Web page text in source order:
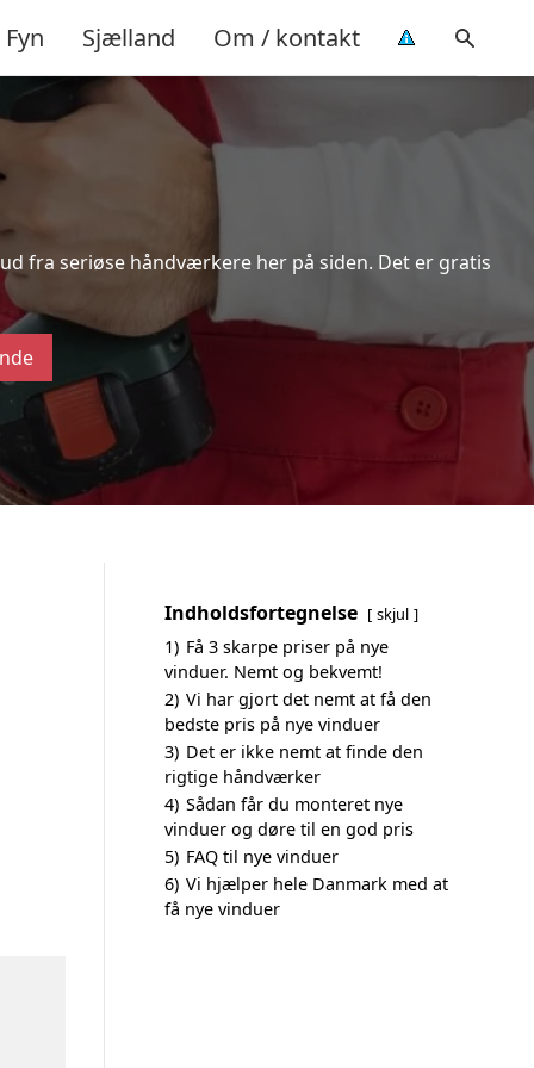
Fyn Sjælland Om / kontakt
fra seriøse håndværkere her på siden. Det er gratis
Indholdsfortegnelse skjul
1) Få 3 skarpe priser på nye
vinduer. Nemt og bekvemt!
2) Vi har gjort det nemt at få den
bedste pris på nye vinduer
3) Det er ikke nemt at finde den
rigtige håndværker
4) Sådan får du monteret nye
vinduer og døre til en god pris
5) FAQ til nye vinduer
6) Vi hjælper hele Danmark med at
få nye vinduer